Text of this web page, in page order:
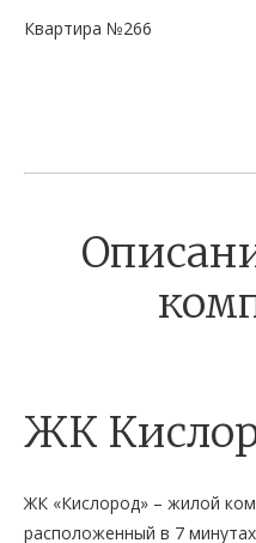
Квартира №266
ЖК
ЖК «Кислород» – жилой
расположенный в 7